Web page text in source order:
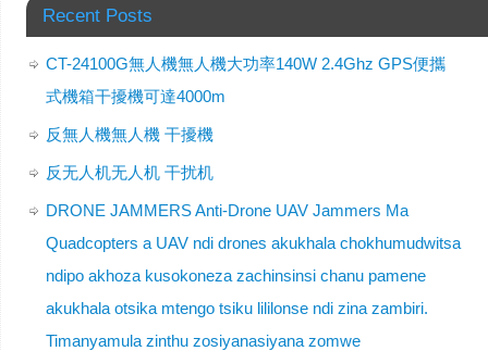
Recent Posts
CT-24100G無人機無人機大功率140W 2.4Ghz GPS便攜
式機箱干擾機可達4000m
反無人機無人機 干擾機
反无人机无人机 干扰机
DRONE JAMMERS Anti-Drone UAV Jammers Ma
Quadcopters a UAV ndi drones akukhala chokhumudwitsa
ndipo akhoza kusokoneza zachinsinsi chanu pamene
akukhala otsika mtengo tsiku lililonse ndi zina zambiri.
Timanyamula zinthu zosiyanasiyana zomwe